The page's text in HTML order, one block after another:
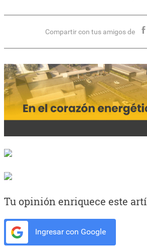
Compartir con tus amigos de
Tu opinión enriquece este
Ingresar con Google